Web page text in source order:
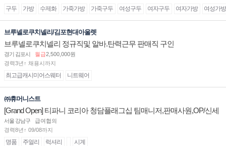
구두 가방 수제화 가죽가방 가죽구두 여성구두 여자구두 여자가방 여성가방
브루넬로쿠치넬리/김포현대아울렛
브루넬로쿠치넬리 정규직및 알바.탄력근무 판매직 구인
경기 김포시 월급2,500,000원
경력3년↑ 채용시까지
최고급캐시미어스웨터 니트웨어
㈜휴머니스트
[Grand Open] 티파니 코리아 청담플래그십 팀매니저,판매사원,OP/신세
계대전 판매사원 채용
서울 강남구
급여협의
경력8년↑ 09/08까지
명품 주얼리 럭셔리 시계